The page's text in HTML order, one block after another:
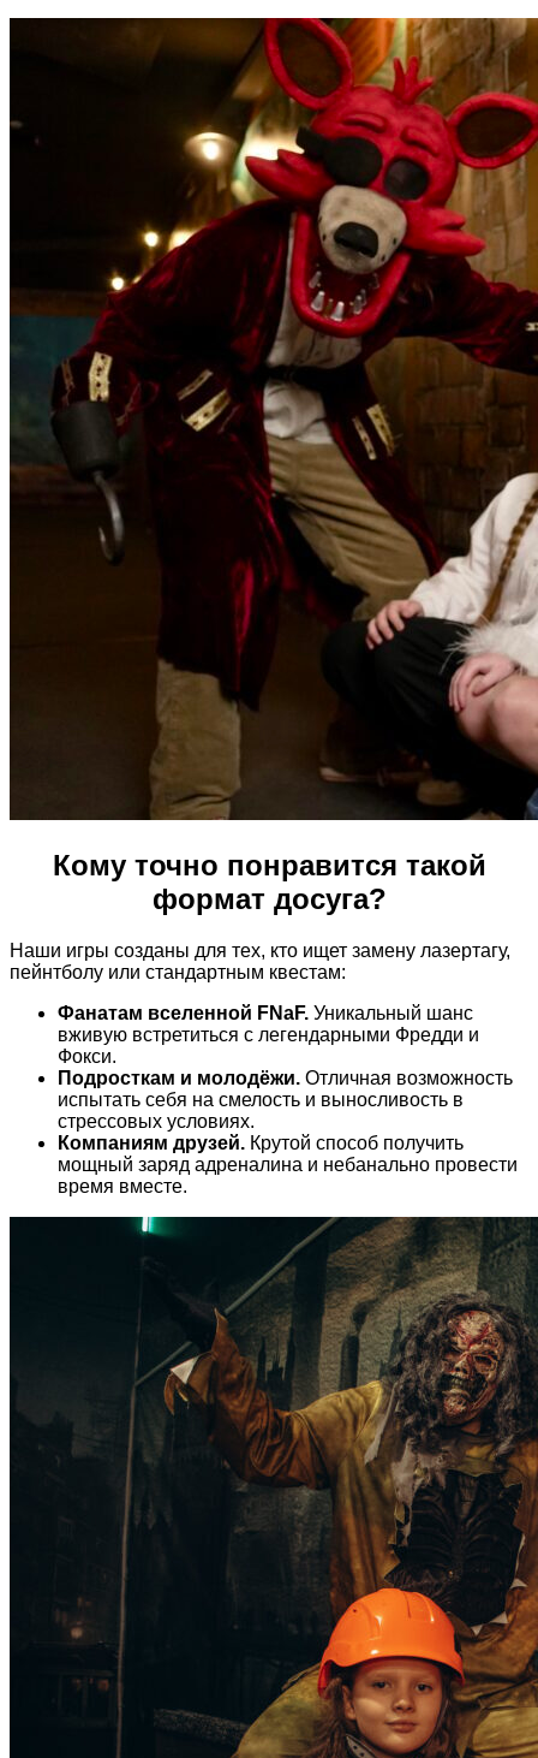
Кому точно понравится такой
формат досуга?
Наши игры созданы для тех, кто ищет замену лазертагу,
пейнтболу или стандартным квестам:
Фанатам вселенной FNaF. Уникальный шанс
вживую встретиться с легендарными Фредди и
Фокси.
Подросткам и молодёжи. Отличная возможность
испытать себя на смелость и выносливость в
стрессовых условиях.
Компаниям друзей. Крутой способ получить
мощный заряд адреналина и небанально провести
время вместе.